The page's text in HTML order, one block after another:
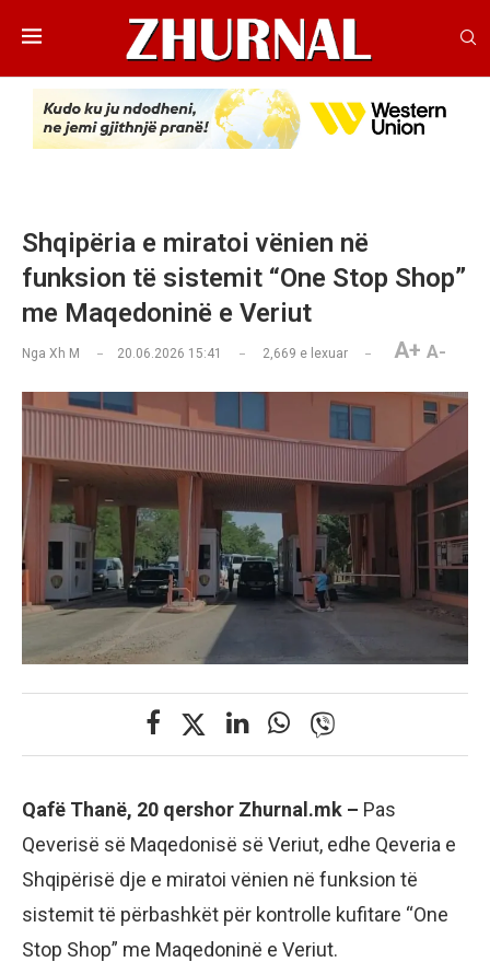
Shqipëria e miratoi vënien në
funksion të sistemit “One Stop Shop”
me Maqedoninë e Veriut
Nga Xh M 20.06.2026 15:41 2,669 e lexuar A+ A-
Qafë Thanë, 20 qershor Zhurnal.mk – Pas
Qeverisë së Maqedonisë së Veriut, edhe Qeveria e
Shqipërisë dje e miratoi vënien në funksion të
sistemit të përbashkët për kontrolle kufitare “One
Stop Shop” me Maqedoninë e Veriut.